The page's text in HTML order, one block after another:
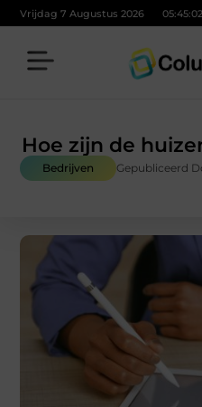
Vrijdag 7 Augustus 2026 05:45:03
Hoe zijn de
Bedrijven Gepubliceerd